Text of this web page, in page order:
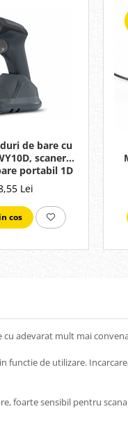
de bare cu
scaner
portabil 1D
Lei
cos
cu adevarat mult mai
de utilizare.
foarte sensibil pentru